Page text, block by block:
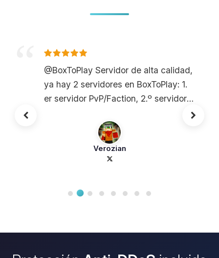
@BoxToPlay Servidor de alta calidad,
ya hay 2 servidores en BoxToPlay: 1.
er servidor PvP/Faction, 2.º servidor
Verozian